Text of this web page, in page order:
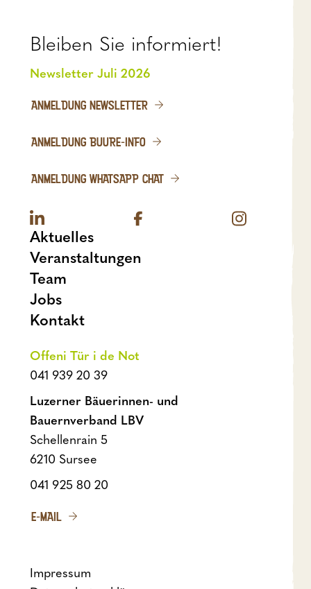
Luzerner Bäuerinnen- und
Bauernverband LBV
Schellenrain 5
6210 Sursee
041 925 80 20
E-MAIL
Impressum
Aktuelles
Veranstaltungen
Team
Jobs
Kontakt
Offeni Tür i de Not
041 939 20 39
Bleiben Sie informiert!
Newsletter Juli 2026
ANMELDUNG NEWSLETTER
ANMELDUNG BUURE-INFO
ANMELDUNG WHATSAPP CHAT